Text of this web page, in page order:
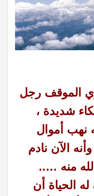
الموقف رجل
شديدة ،
نهب أموال
الآن نادم
منه …..
الحياة أن